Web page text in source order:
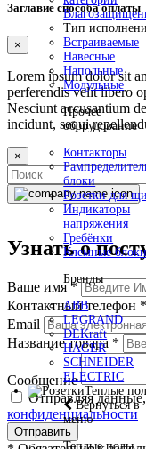
Тип
Встраиваемые
Навесные
Напольные
Модульные
Прочее
оборудование
Контакторы
блоки
Розетки для
Индикаторы
напряжения
Гребёнки
Клемные
Бренды
ABB
LEGRAND
DEKraft
HAGER
SCHNEIDER
ELECTRIC
Теплые
Вернуться в
меню
Теплые полы
Заглавие способа оплаты
×
Lorem ipsum dolor sit
perferendis velit libero
Nesciunt accusantium
incidunt, sequi
×
Узнать о
Ваше имя*
Контактный телефон *
Email
Название товара *
Сообщение
Отправляя
конфиденциальности
Отправить